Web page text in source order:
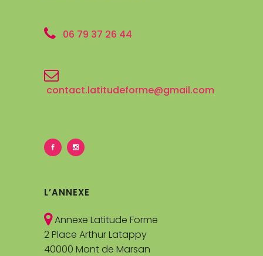
06 79 37 26 44
contact.latitudeforme@gmail.com
L’ANNEXE
Annexe Latitude Forme
2 Place Arthur Latappy
40000 Mont de Marsan